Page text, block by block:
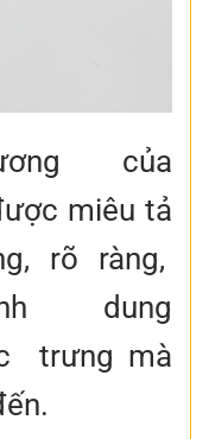
của
miêu tả
rõ ràng,
dung
trưng mà